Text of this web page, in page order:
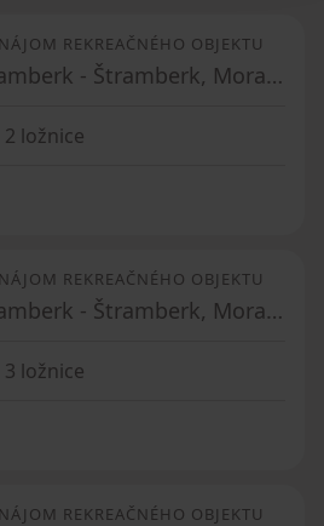
REKREAČNÉHO OBJEKTU
Štramberk - Štramberk, Moravskoslezský kraj
2 ložnice
REKREAČNÉHO OBJEKTU
Štramberk - Štramberk, Moravskoslezský kraj
3 ložnice
REKREAČNÉHO OBJEKTU